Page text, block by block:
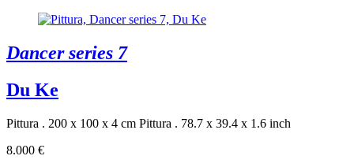
Dancer series 7
Du Ke
Pittura . 200 x 100 x 4 cm Pittura . 78.7 x 39.4 x 1.6 inch
8.000 €